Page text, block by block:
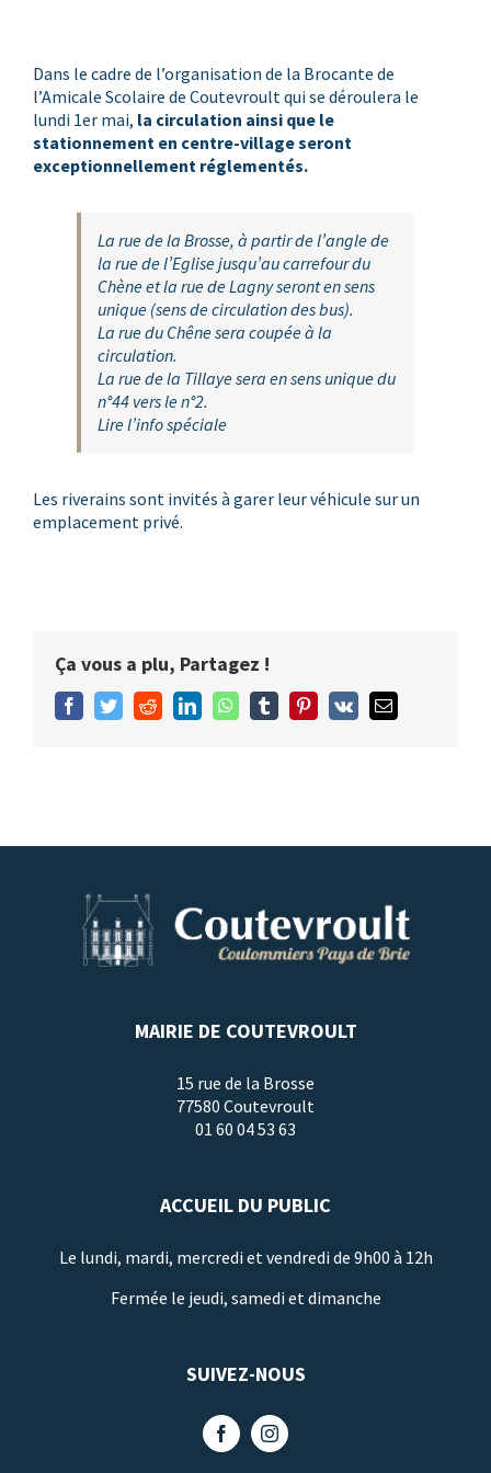
Dans le cadre de l’organisation de la Brocante de
l’Amicale Scolaire de Coutevroult qui se déroulera le
lundi 1er mai, la circulation ainsi que le
stationnement en centre-village seront
exceptionnellement réglementés.
La rue de la Brosse, à partir de l’angle de
la rue de l’Eglise jusqu’au carrefour du
Chène et la rue de Lagny seront en sens
unique (sens de circulation des bus).
La rue du Chêne sera coupée à la
circulation.
La rue de la Tillaye sera en sens unique du
n°44 vers le n°2.
Lire l’info spéciale
Les riverains sont invités à garer leur véhicule sur un
emplacement privé.
Ça vous a plu, Partagez !
Facebook
TwitterRedditLinkedInWhatsApp
Tumblr Pinterest
Vk Email
MAIRIE DE COUTEVROULT
15 rue de la Brosse
77580 Coutevroult
01 60 04 53 63
ACCUEIL DU PUBLIC
Le lundi, mardi, mercredi et vendredi de 9h00 à 12h
Fermée le jeudi, samedi et dimanche
SUIVEZ-NOUS